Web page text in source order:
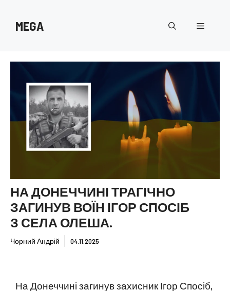
MEGA Меню
НА ДОНЕЧЧИНІ ТРАГІЧНО
ЗАГИНУВ ВОЇН ІГОР СПОСІБ
З СЕЛА ОЛЕША.
Чорний Андрій 04.11.2025
На Донеччині загинув захисник Ігор Спосіб,